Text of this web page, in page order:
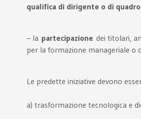
qualifica di dirigente o di
– la partecipazione dei titolari,
per la formazione manageriale o
Le predette iniziative devono
a) trasformazione tecnologica e